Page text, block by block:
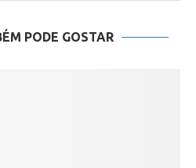
PODE GOSTAR